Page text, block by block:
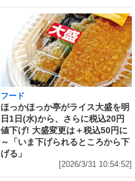
フード
ほっかほっか亭がライス大盛を明
日1日(水)から、さらに税込20円
値下げ! 大盛変更は＋税込50円に
～「いま下げられるところから下
げる」
[2026/3/31 10:54:52]